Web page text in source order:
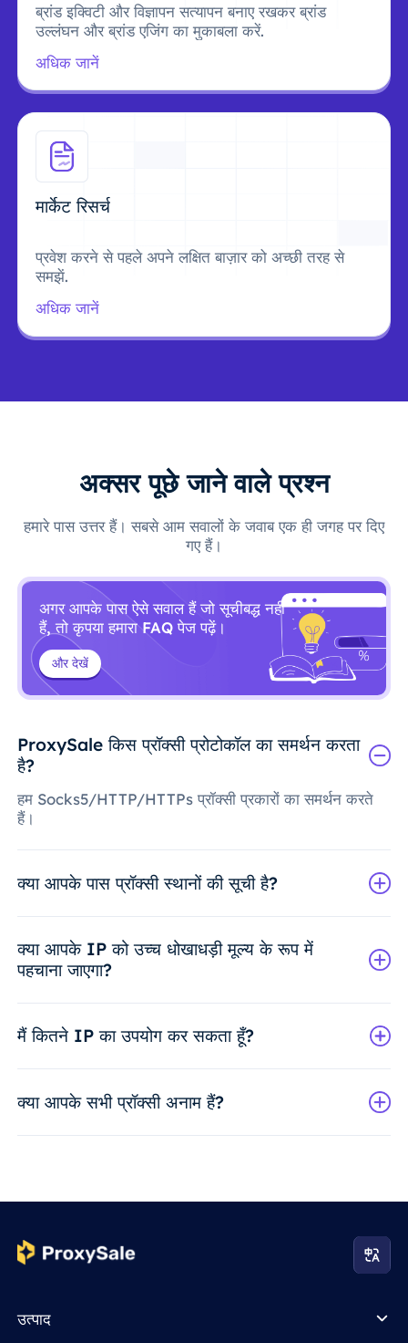
ब्रांड इक्विटी और विज्ञापन सत्यापन बनाए रखकर ब्रांड
उल्लंघन और ब्रांड एजिंग का मुकाबला करें.
अधिक जानें
मार्केट रिसर्च
प्रवेश करने से पहले अपने लक्षित बाज़ार को अच्छी तरह से
समझें.
अधिक जानें
अक्सर पूछे जाने वाले प्रश्न
हमारे पास उत्तर हैं। सबसे आम सवालों के जवाब एक ही जगह पर दिए
गए हैं।
अगर आपके पास ऐसे सवाल हैं जो सूचीबद्ध नहीं
हैं, तो कृपया हमारा FAQ पेज पढ़ें।
और देखें
ProxySale किस प्रॉक्सी प्रोटोकॉल का समर्थन करता
है?
हम Socks5/HTTP/HTTPs प्रॉक्सी प्रकारों का समर्थन करते
हैं।
क्या आपके पास प्रॉक्सी स्थानों की सूची है?
क्या आपके IP को उच्च धोखाधड़ी मूल्य के रूप में
पहचाना जाएगा?
मैं कितने IP का उपयोग कर सकता हूँ?
क्या आपके सभी प्रॉक्सी अनाम हैं?
उत्पाद